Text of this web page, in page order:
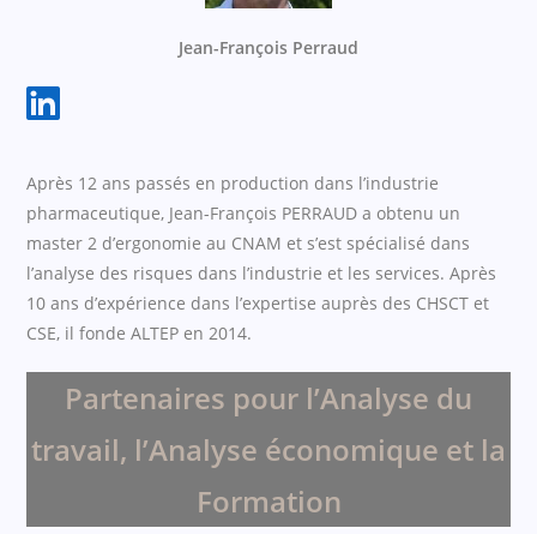
Jean-François Perraud
Après 12 ans passés en production dans l’industrie
pharmaceutique, Jean-François PERRAUD a obtenu un
master 2 d’ergonomie au CNAM et s’est spécialisé dans
l’analyse des risques dans l’industrie et les services. Après
10 ans d’expérience dans l’expertise auprès des CHSCT et
CSE, il fonde ALTEP en 2014.
Partenaires pour l’Analyse du
travail, l’Analyse économique et la
Formation